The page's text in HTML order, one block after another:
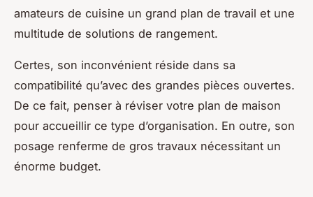
amateurs de cuisine un grand plan de travail et une
multitude de solutions de rangement.
Certes, son inconvénient réside dans sa
compatibilité qu’avec des grandes pièces ouvertes.
De ce fait, penser à réviser votre plan de maison
pour accueillir ce type d’organisation. En outre, son
posage renferme de gros travaux nécessitant un
énorme budget.